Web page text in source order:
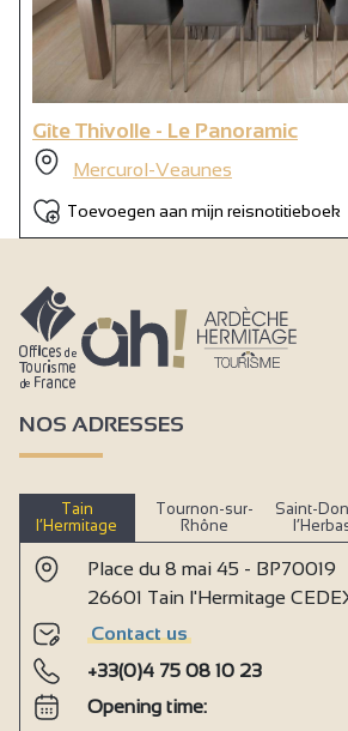
Gîte Thivolle - Le Panoramic
Mercurol-Veaunes
Toevoegen aan mijn reisnotitieboek
NOS ADRESSES
Tain
l’Hermitage
Tournon-sur-
Rhône
Saint-
Place du 8 mai 45 - BP70019
26601 Tain l'Hermitage
Contact us
+33(0)4 75 08 10 23
Opening time: